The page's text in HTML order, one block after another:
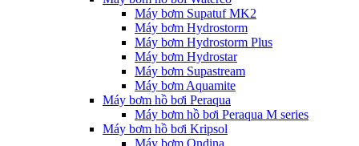
Máy bơm Supatuf MK2
Máy bơm Hydrostorm
Máy bơm Hydrostorm Plus
Máy bơm Hydrostar
Máy bơm Supastream
Máy bơm Aquamite
Máy bơm hồ bơi Peraqua
Máy bơm hồ bơi Peraqua M series
Máy bơm hồ bơi Kripsol
Máy bơm Ondina